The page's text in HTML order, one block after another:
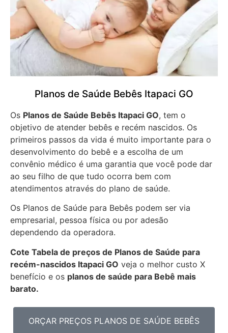
Planos de Saúde Bebês Itapaci GO
Os Planos de Saúde Bebês Itapaci GO, tem o
objetivo de atender bebês e recém nascidos. Os
primeiros passos da vida é muito importante para o
desenvolvimento do bebê e a escolha de um
convênio médico é uma garantia que você pode dar
ao seu filho de que tudo ocorra bem com
atendimentos através do plano de saúde.
Os Planos de Saúde para Bebês podem ser via
empresarial, pessoa física ou por adesão
dependendo da operadora.
Cote Tabela de preços de Planos de Saúde para
recém-nascidos Itapaci GO veja o melhor custo X
benefício e os planos de saúde para Bebê mais
barato.
ORÇAR PREÇOS PLANOS DE SAÚDE BEBÊS